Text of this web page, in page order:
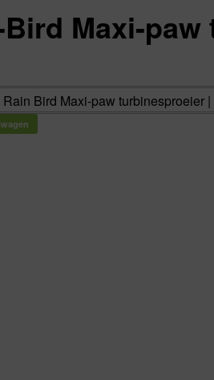
Bird Maxi-
Rain Bird Maxi-paw turbinesproeier |